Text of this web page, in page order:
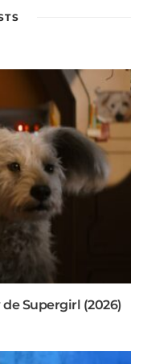
Supergirl (2026)